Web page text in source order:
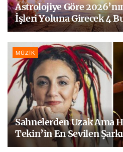
Astrolojiye Göre
İşleri Yoluna Girecek 4
MÜZIK
Sahnelerden Uzak Ama
Tekin’in En Sevilen